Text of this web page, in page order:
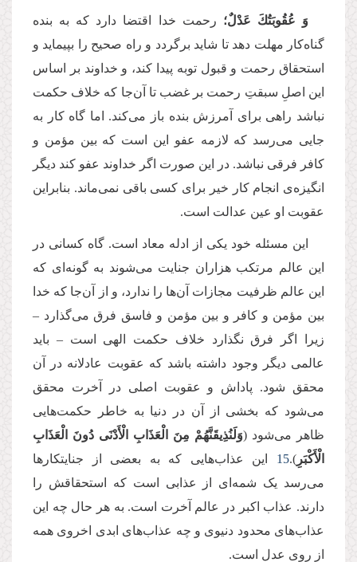
وَ عُقُوبَتُكَ عَدْلٌ؛ رحمت خدا اقتضا دارد که به بنده
گناه‌کار مهلت دهد تا شاید برگردد و راه صحیح را بپیماید و
استحقاق رحمت و قبول توبه پیدا کند، و خداوند بر اساس
این اصلِ سبقتِ رحمت بر غضب تا آن‌جا که خلاف حکمت
نباشد راهی برای آمرزش بنده باز می‌کند. اما گاه کار به
جایی می‌رسد که لازمه عفو این است که بین مؤمن و
کافر فرقی نباشد. در این صورت اگر خداوند عفو کند دیگر
انگیزه‌ی انجام کار خیر برای کسی باقی نمی‌ماند. بنابراین
عقوبت او عین عدالت است.
این مسئله خود یکی از ادله معاد است. گاه کسانی در
این عالم مرتکب هزاران جنایت می‌شوند به گونه‌ای که
این عالم ظرفیت مجازات آن‌ها را ندارد، و از آن‌جا که خدا
بین مؤمن و کافر و بین مؤمن و فاسق فرق می‌گذارد –
زیرا اگر فرق نگذارد خلاف حکمت الهی است – باید
عالمی دیگر وجود داشته باشد که عقوبت عادلانه در آن
محقق شود. پاداش و عقوبت اصلی در آخرت محقق
می‌شود که بخشی از آن در دنیا به خاطر حکمت‌هایی
ظاهر می‌شود (وَلَنُذِیقَنَّهُمْ مِنَ الْعَذَابِ الْأَدْنَى دُونَ الْعَذَابِ
الْأَكْبَرِ ).
15 این عذاب‌هایی که به بعضی از جنایتکارها
می‌رسد یک شمه‌ای از عذابی است که استحقاقش را
دارند. عذاب اکبر در عالم آخرت است. به هر حال چه این
عذاب‌های محدود دنیوی و چه عذاب‌های ابدی اخروی همه
از روی عدل است.